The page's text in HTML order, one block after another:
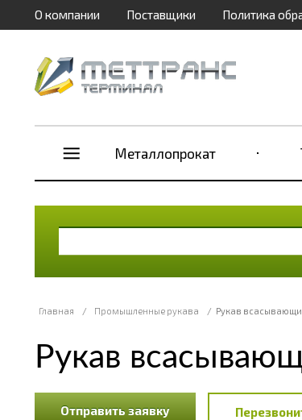
О компании Поставщики Политика
Металлопрокат
Главная / Промышленные рукава / Рукав
Рукав
Отправить заявку